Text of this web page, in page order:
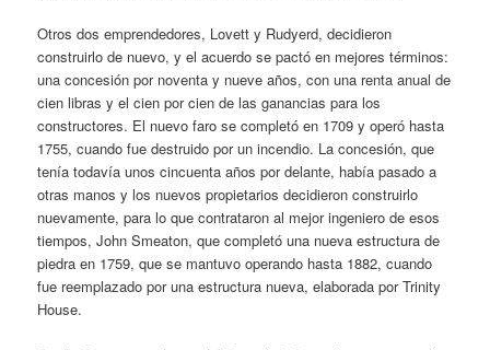
Otros dos emprendedores, Lovett y Rudyerd, decidieron
construirlo de nuevo, y el acuerdo se pactó en mejores términos:
una concesión por noventa y nueve años, con una renta anual de
cien libras y el cien por cien de las ganancias para los
constructores. El nuevo faro se completó en 1709 y operó hasta
1755, cuando fue destruido por un incendio. La concesión, que
tenía todavía unos cincuenta años por delante, había pasado a
otras manos y los nuevos propietarios decidieron construirlo
nuevamente, para lo que contrataron al mejor ingeniero de esos
tiempos, John Smeaton, que completó una nueva estructura de
piedra en 1759, que se mantuvo operando hasta 1882, cuando
fue reemplazado por una estructura nueva, elaborada por Trinity
House.